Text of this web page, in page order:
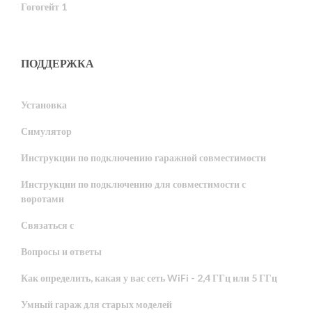
Гогогейт 1
ПОДДЕРЖКА
Установка
Симулятор
Инструкции по подключению гаражной совместимости
Инструкции по подключению для совместимости с
воротами
Связаться с
Вопросы и ответы
Как определить, какая у вас сеть WiFi - 2,4 ГГц или 5 ГГц
Умный гараж для старых моделей